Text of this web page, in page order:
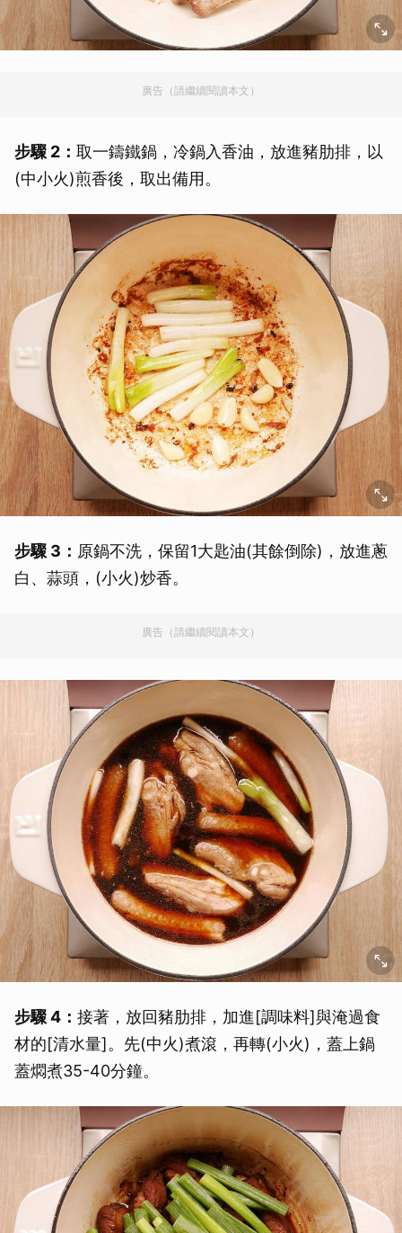
廣告（請繼續閱讀本文）
步驟 2： 取一鑄鐵鍋，冷鍋入香油，放進豬肋排，以
(中小火)煎香後，取出備用。
步驟 3： 原鍋不洗，保留1大匙油(其餘倒除)，放進蔥
白、蒜頭，(小火)炒香。
廣告（請繼續閱讀本文）
步驟 4： 接著，放回豬肋排，加進[調味料]與淹過食
材的[清水量]。先(中火)煮滾，再轉(小火)，蓋上鍋
蓋燜煮35-40分鐘。